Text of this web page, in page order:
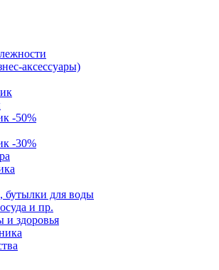
аксессуары)
-50%
-30%
для воды
и пр.
и здоровья